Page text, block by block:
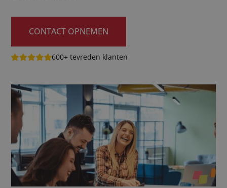
CONTACT OPNEMEN
600+ tevreden klanten